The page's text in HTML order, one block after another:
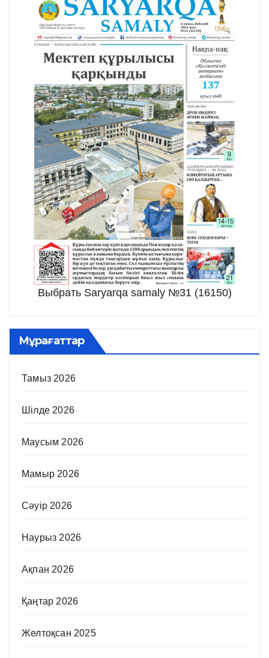
Выбрать Saryarqa samaly №31 (16150)
Мұрағаттар
Тамыз 2026
Шілде 2026
Маусым 2026
Мамыр 2026
Сәуір 2026
Наурыз 2026
Ақпан 2026
Қаңтар 2026
Желтоқсан 2025